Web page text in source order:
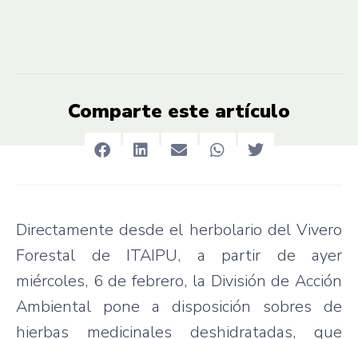
Comparte este artículo
Directamente desde el herbolario del Vivero
Forestal de ITAIPU, a partir de ayer
miércoles, 6 de febrero, la División de Acción
Ambiental pone a disposición sobres de
hierbas medicinales deshidratadas, que